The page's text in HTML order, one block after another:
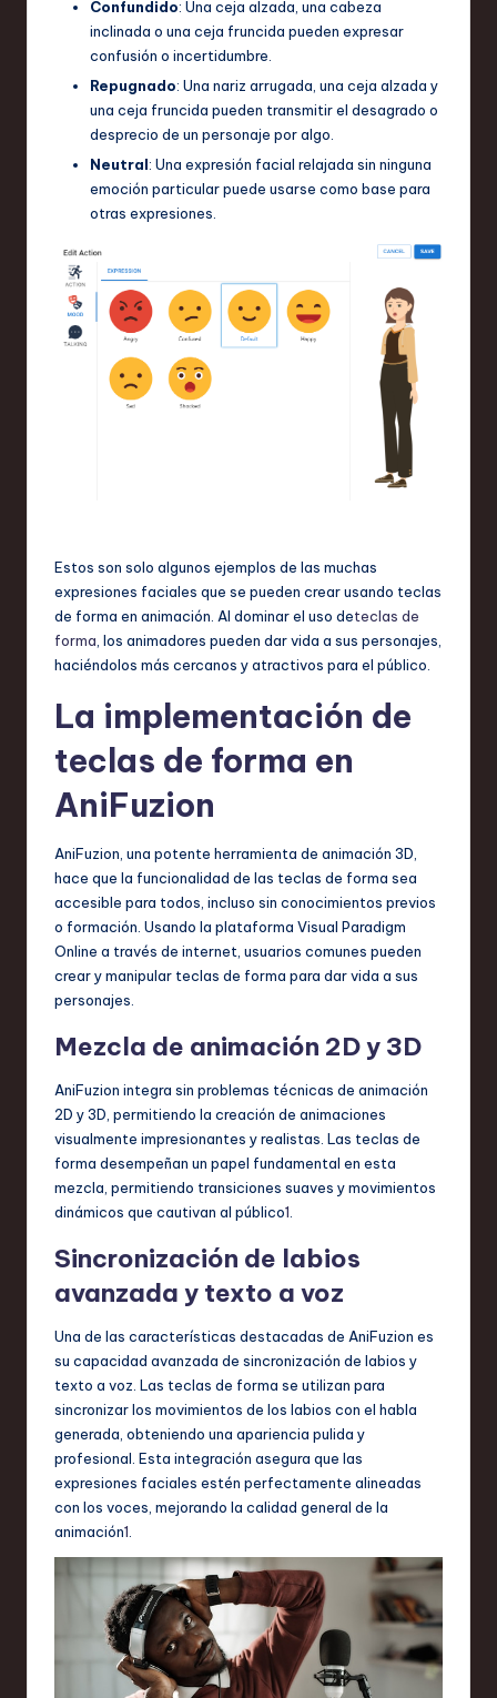
Confundido: Una ceja alzada, una cabeza
inclinada o una ceja fruncida pueden expresar
confusión o incertidumbre.
Repugnado: Una nariz arrugada, una ceja alzada y
una ceja fruncida pueden transmitir el desagrado o
desprecio de un personaje por algo.
Neutral: Una expresión facial relajada sin ninguna
emoción particular puede usarse como base para
otras expresiones.
Estos son solo algunos ejemplos de las muchas
expresiones faciales que se pueden crear usando teclas
de forma en animación. Al dominar el uso deteclas de
forma , los animadores pueden dar vida a sus personajes,
haciéndolos más cercanos y atractivos para el público.
La implementación de
teclas de forma en
AniFuzion
AniFuzion, una potente herramienta de animación 3D,
hace que la funcionalidad de las teclas de forma sea
accesible para todos, incluso sin conocimientos previos
o formación. Usando la plataforma Visual Paradigm
Online a través de internet, usuarios comunes pueden
crear y manipular teclas de forma para dar vida a sus
personajes.
Mezcla de animación 2D y 3D
AniFuzion integra sin problemas técnicas de animación
2D y 3D, permitiendo la creación de animaciones
visualmente impresionantes y realistas. Las teclas de
forma desempeñan un papel fundamental en esta
mezcla, permitiendo transiciones suaves y movimientos
dinámicos que cautivan al público1
Sincronización de labios
avanzada y texto a voz
Una de las características destacadas de AniFuzion es
su capacidad avanzada de sincronización de labios y
texto a voz. Las teclas de forma se utilizan para
sincronizar los movimientos de los labios con el habla
generada, obteniendo una apariencia pulida y
profesional. Esta integración asegura que las
expresiones faciales estén perfectamente alineadas
con los voces, mejorando la calidad general de la
animación1